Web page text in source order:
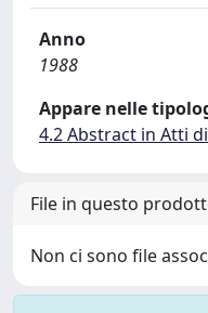
Anno
1988
Appare nelle
4.2 Abstract in Atti
File in questo
Non ci sono file